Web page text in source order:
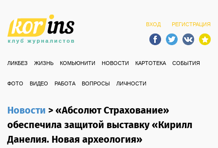
ВХОД РЕГИСТРАЦИЯ
ЛИКБЕЗ ЖИЗНЬ КОМЬЮНИТИ НОВОСТИ КАРТОТЕКА СОБЫТИЯ
ФОТО ВИДЕО РАБОТА ВОПРОСЫ ЛИЧНОСТИ
Новости>«Абсолют Страхование»
обеспечила защитой выставку «Кирилл
Данелия. Новая археология»